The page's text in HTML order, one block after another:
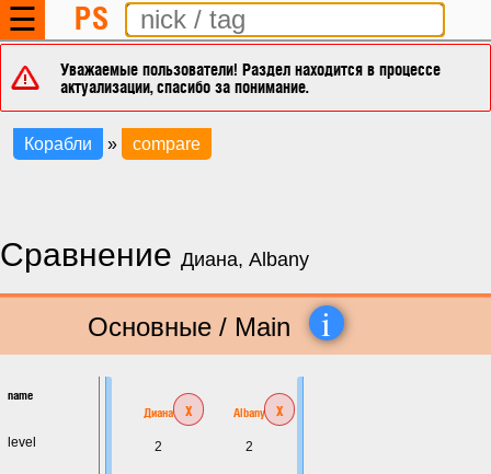
☰ PS
Уважаемые пользователи! Раздел находится в процессе
актуализации, спасибо за понимание.
Корабли » compare
Сравнение Диана, Albany
Основные / Main i
name
level
Диана x
2
Albany x
2